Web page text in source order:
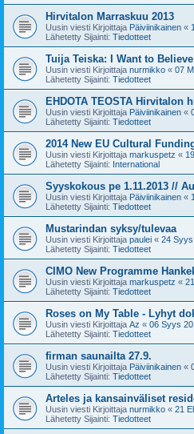
Hirvitalon Marraskuu 2013
Uusin viesti Kirjoittaja Päiviinikainen «
Lähetetty Sijainti: Tiedotteet
Tuija Teiska: I Want to Believe
Uusin viesti Kirjoittaja nurmikko « 07
Lähetetty Sijainti: Tiedotteet
EHDOTA TEOSTA Hirvitalon
Uusin viesti Kirjoittaja Päiviinikainen «
Lähetetty Sijainti: Tiedotteet
2014 New EU Cultural
Uusin viesti Kirjoittaja markuspetz «
Lähetetty Sijainti: International
Syyskokous pe 1.11.2013 //
Uusin viesti Kirjoittaja Päiviinikainen «
Lähetetty Sijainti: Tiedotteet
Mustarindan syksy/tulevaa
Uusin viesti Kirjoittaja paulei « 24
Lähetetty Sijainti: Tiedotteet
CIMO New Programme
Uusin viesti Kirjoittaja markuspetz «
Lähetetty Sijainti: Tiedotteet
Roses on My Table - Lyhyt
Uusin viesti Kirjoittaja Az « 06 Syys
Lähetetty Sijainti: Tiedotteet
firman saunailta 27.9.
Uusin viesti Kirjoittaja Päiviinikainen «
Lähetetty Sijainti: Tiedotteet
Arteles ja kansainväliset
Uusin viesti Kirjoittaja nurmikko « 21
Lähetetty Sijainti: Tiedotteet